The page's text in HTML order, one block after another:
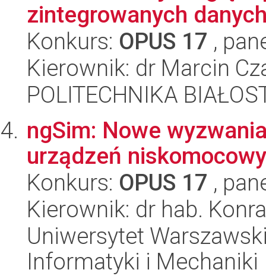
zintegrowanych
Konkurs: OPUS 17 ,
Kierownik: dr Marcin
POLITECHNIKA
ngSim: Nowe
urządzeń
Konkurs: OPUS 17 ,
Kierownik: dr hab.
Uniwersytet
Informatyki i Mechaniki